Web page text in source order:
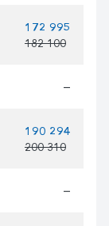
172 995
182 100
—
190 294
200 310
—